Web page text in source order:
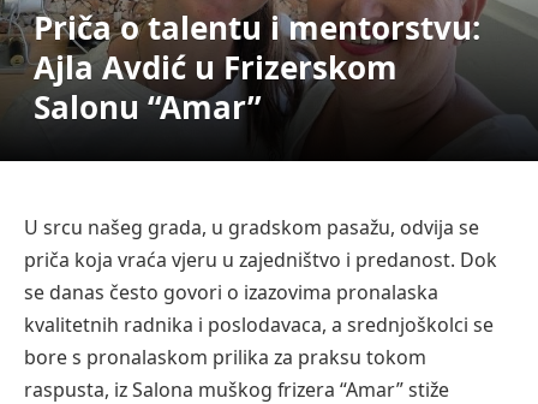
Priča o talentu i mentorstvu:
Ajla Avdić u Frizerskom
Salonu “Amar”
U srcu našeg grada, u gradskom pasažu, odvija se
priča koja vraća vjeru u zajedništvo i predanost. Dok
se danas često govori o izazovima pronalaska
kvalitetnih radnika i poslodavaca, a srednjoškolci se
bore s pronalaskom prilika za praksu tokom
raspusta, iz Salona muškog frizera “Amar” stiže